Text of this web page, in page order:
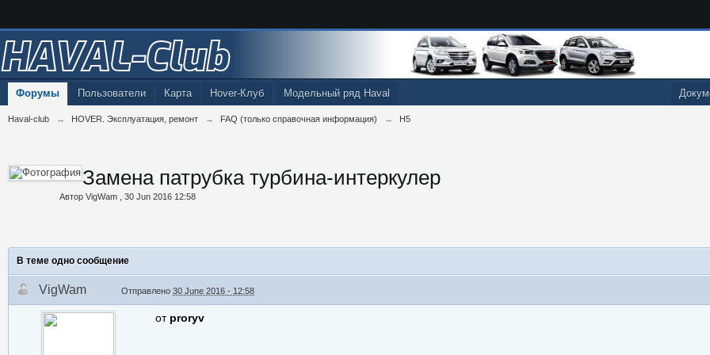
HAVAL-Club
Карта Hover-Клуб Модельный ряд Haval
Форумы Пользователи
Haval-club → HOVER. Эксплуатация, ремонт → FAQ (только справочная информация) → Н5
Замена патрубка турбина-интеркулер
Автор VigWam 30 Jun 2016 12:58
В теме одно сообщение
VigWam Отправлено 30 June 2016 - 12:58
отproryv